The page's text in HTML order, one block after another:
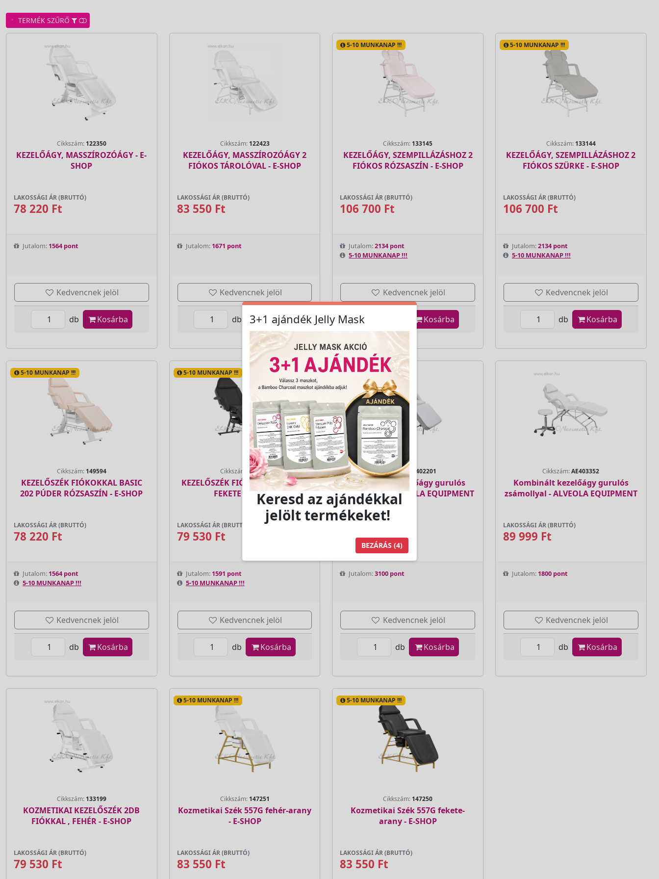
TERMÉK SZŰRŐ
Cikkszám: 122350
KEZELŐÁGY, MASSZÍROZÓÁGY - E-
SHOP
LAKOSSÁGI ÁR (BRUTTÓ)
78 220 Ft
Jutalom: 1564 pont
Kedvencnek jelöl
db Kosárba
Cikkszám: 122423
KEZELŐÁGY, MASSZÍROZÓÁGY 2
FIÓKOS TÁROLÓVAL - E-SHOP
LAKOSSÁGI ÁR (BRUTTÓ)
83 550 Ft
Jutalom: 1671 pont
Kedvencnek jelöl
db Kosárba
5-10 MUNKANAP !!!
Cikkszám: 133145
KEZELŐÁGY, SZEMPILLÁZÁSHOZ 2
FIÓKOS RÓZSASZÍN - E-SHOP
LAKOSSÁGI ÁR (BRUTTÓ)
106 700 Ft
Jutalom:2134 pont
5-10 MUNKANAP !!!
Kedvencnek jelöl
Kosárba
5-10 MUNKANAP !!!
Cikkszám: 133144
KEZELŐÁGY, SZEMPILLÁZÁSHOZ 2
FIÓKOS SZÜRKE - E-SHOP
LAKOSSÁGI ÁR (BRUTTÓ)
106 700 Ft
Jutalom:2134 pont
5-10 MUNKANAP !!!
Kedvencnek jelöl
db Kosárba
5-10 MUNKANAP !!!
Cikkszám: 149594
KEZELŐSZÉK FIÓKOKKAL BASIC
202 PÚDER RÓZSASZÍN - E-SHOP
LAKOSSÁGI ÁR (BRUTTÓ)
78 220 Ft
Jutalom: 1564 pont
5-10 MUNKANAP !!!
Kedvencnek jelöl
db Kosárba
5-10 MUNKANAP !!!
Cikkszám: 147188
KEZELŐSZÉK FIÓKOKKAL SILLON
FEKETE - E-SHOP
LAKOSSÁGI ÁR (BRUTTÓ)
79 530 Ft
Jutalom: 1591 pont
5-10 MUNKANAP !!!
Kedvencnek jelöl
db Kosárba
Cikkszám: AE402201
Kombinált kezelőágy gurulós
zsámollyal - ALVEOLA EQUIPMENT
154 999 Ft
Jutalom:3100 pont
Kedvencnek jelöl
db Kosárba
Cikkszám:AE403352
Kombinált kezelőágy gurulós
zsámollyal - ALVEOLA EQUIPMENT
LAKOSSÁGI ÁR (BRUTTÓ)
89 999 Ft
Jutalom: 1800 pont
Kedvencnek jelöl
db Kosárba
Cikkszám: 133199
KOZMETIKAI KEZELŐSZÉK 2DB
FIÓKKAL , FEHÉR - E-SHOP
LAKOSSÁGI ÁR (BRUTTÓ)
79 530 Ft
5-10 MUNKANAP !!!
Cikkszám: 147251
Kozmetikai Szék 557G fehér-arany
- E-SHOP
LAKOSSÁGI ÁR (BRUTTÓ)
83 550 Ft
5-10 MUNKANAP !!!
Cikkszám: 147250
Kozmetikai Szék 557G fekete-
arany - E-SHOP
LAKOSSÁGI ÁR (BRUTTÓ)
83 550 Ft
3+1 ajándék Jelly Mask
Keresd az ajándékkal
jelölt termékeket!
BEZÁRÁS (3)